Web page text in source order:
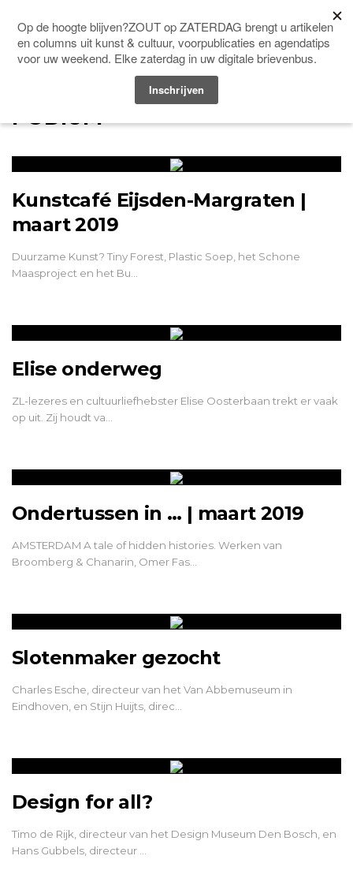
HOME UITGAVE: ZL-03-MAART-2019 PODIUM
UITGAVE: ZL-03-MAART-2019
PODIUM
Kunstcafé Eijsden-Margraten |
maart 2019
Duurzame Kunst? Tiny Forest, Plastic Soep, het Schone
Maasproject en het Bu…
Elise onderweg
ZL-lezeres en cultuurliefhebster Elise Oosterbaan trekt er vaak
op uit. Zij houdt va…
Ondertussen in … | maart 2019
AMSTERDAM A tale of hidden histories. Werken van
Broomberg & Chanarin, Omer Fas…
Slotenmaker gezocht
Charles Esche, directeur van het Van Abbemuseum in
Eindhoven, en Stijn Huijts, direc…
Design for all?
Timo de Rijk, directeur van het Design Museum Den Bosch, en
Hans Gubbels, directeur …